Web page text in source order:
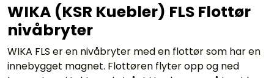
WIKA (KSR Kuebler) FLS Flottør
nivåbryter
WIKA FLS er en nivåbryter med en flottør som har en
innebygget magnet. Flottøren flyter opp og ned